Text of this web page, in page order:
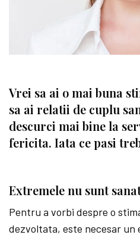
Vrei sa ai o mai buna
sa ai relatii de cuplu
descurci mai bine la
fericita. Iata ce pasi
Extremele nu sunt
Pentru a vorbi despre o
dezvoltata, este necesar